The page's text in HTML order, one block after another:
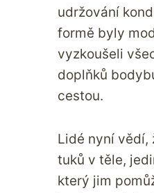
udržování
formě byly
vyzkoušeli
doplňků
cestou.
Lidé nyní
tuků v těle,
který jim